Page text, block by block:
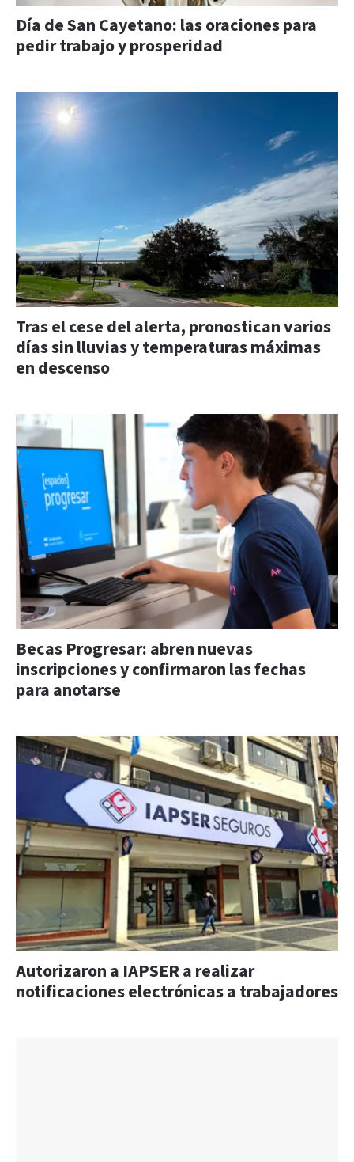
Día de San Cayetano: las oraciones para
pedir trabajo y prosperidad
Tras el cese del alerta, pronostican varios
días sin lluvias y temperaturas máximas
en descenso
Becas Progresar: abren nuevas
inscripciones y confirmaron las fechas
para anotarse
Autorizaron a IAPSER a realizar
notificaciones electrónicas a trabajadores